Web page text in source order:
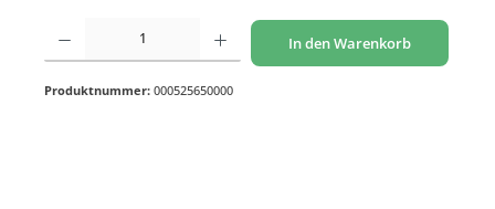
Produkt Anzahl: Gib den gewünschten Wert ein oder benutze die Schaltflächen um
In den Warenkorb
Produktnummer: 000525650000